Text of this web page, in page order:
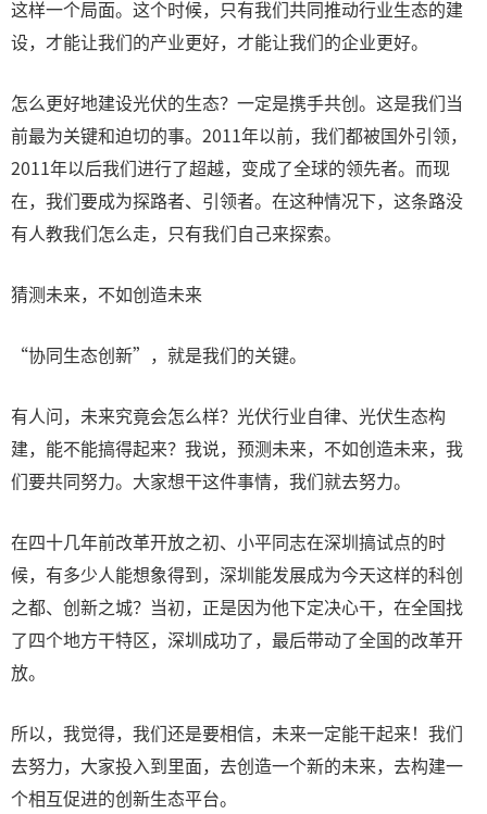
这样一个局面。这个时候，只有我们共同推动行业生态的建
设，才能让我们的产业更好，才能让我们的企业更好。
怎么更好地建设光伏的生态？一定是携手共创。这是我们当
前最为关键和迫切的事。2011年以前，我们都被国外引领，
2011年以后我们进行了超越，变成了全球的领先者。而现
在，我们要成为探路者、引领者。在这种情况下，这条路没
有人教我们怎么走，只有我们自己来探索。
猜测未来，不如创造未来
“协同生态创新”，就是我们的关键。
有人问，未来究竟会怎么样？光伏行业自律、光伏生态构
建，能不能搞得起来？我说，预测未来，不如创造未来，我
们要共同努力。大家想干这件事情，我们就去努力。
在四十几年前改革开放之初、小平同志在深圳搞试点的时
候，有多少人能想象得到，深圳能发展成为今天这样的科创
之都、创新之城？当初，正是因为他下定决心干，在全国找
了四个地方干特区，深圳成功了，最后带动了全国的改革开
放。
所以，我觉得，我们还是要相信，未来一定能干起来！我们
去努力，大家投入到里面，去创造一个新的未来，去构建一
个相互促进的创新生态平台。